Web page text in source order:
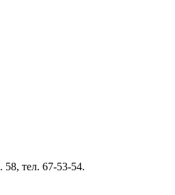
58, тел. 67-53-54.